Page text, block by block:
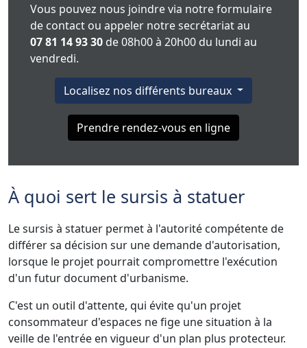
Vous pouvez nous joindre via notre formulaire
de contact ou appeler notre secrétariat au
07 81 14 93 30 de 08h00 à 20h00 du lundi au
vendredi.
Localisez nos différents bureaux
Prendre rendez-vous en ligne
À quoi sert le sursis à statuer
Le sursis à statuer permet à l'autorité compétente de
différer sa décision sur une demande d'autorisation,
lorsque le projet pourrait compromettre l'exécution
d'un futur document d'urbanisme.
C'est un outil d'attente, qui évite qu'un projet
consommateur d'espaces ne fige une situation à la
veille de l'entrée en vigueur d'un plan plus protecteur.